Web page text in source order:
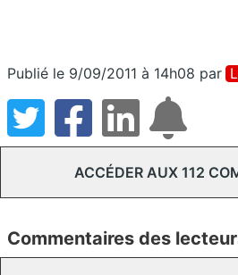
Publié le 9/09/2011 à 14h08 par
ACCÉDER AUX 112
Commentaires des